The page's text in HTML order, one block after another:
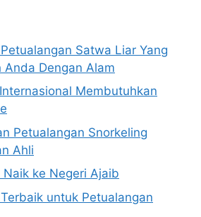
Satwa Liar Yang
Anda Dengan Alam
Membutuhkan
Petualangan Snorkeling
Ahli
ke Negeri Ajaib
untuk Petualangan